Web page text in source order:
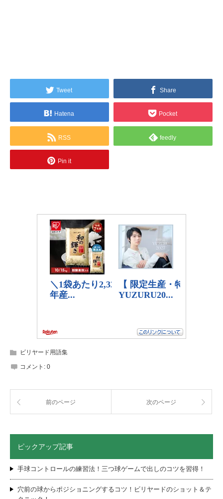
Tweet Share
Hatena Pocket
RSS feedly
Pin it
ビリヤード用語集
コメント: 0
前のページ 次のページ
ピックアップ記事
手球コントロールの練習法！三つ球ゲームで出しのコツを習得！
穴前の球からポジショニングするコツ！ビリヤードのショット＆テ